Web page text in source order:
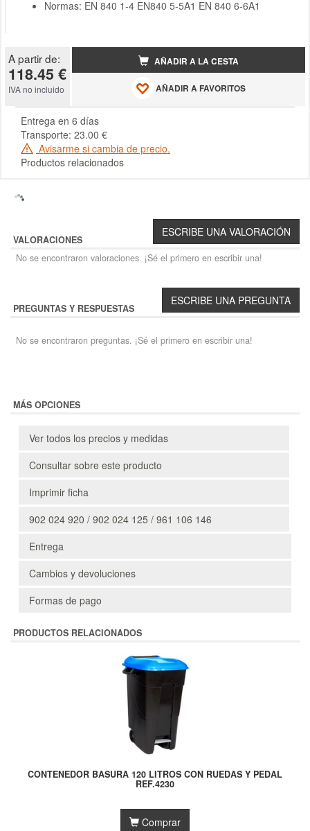
Normas: EN 840 1-4 EN840 5-5A1 EN 840 6-6A1
A partir de:
118.45 €
IVA no incluido
AÑADIR A LA CESTA
AÑADIR A FAVORITOS
Entrega en 6 días
Transporte: 23.00 €
Avisarme si cambia de precio.
Productos relacionados
VALORACIONES
No se encontraron valoraciones. ¡Sé el primero en escribir una!
PREGUNTAS Y RESPUESTAS
No se encontraron preguntas. ¡Sé el primero en escribir una!
MÁS OPCIONES
Ver todos los precios y medidas
Consultar sobre este producto
Imprimir ficha
902 024 920 / 902 024 125 / 961 106 146
Entrega
Cambios y devoluciones
Formas de pago
PRODUCTOS RELACIONADOS
CONTENEDOR BASURA 120 LITROS CON RUEDAS Y PEDAL
REF.4230
Comprar